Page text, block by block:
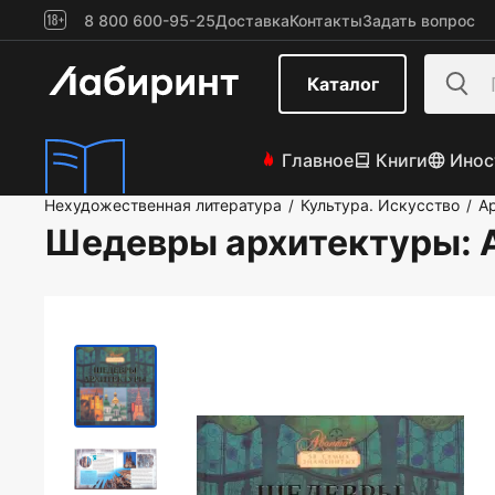
8 800 600-95-25ДоставкаКонтактыЗадать вопрос
Каталог
Главное Книги
Нехудожественная литература / Культура. Искусство /
Шедевры архитектуры: